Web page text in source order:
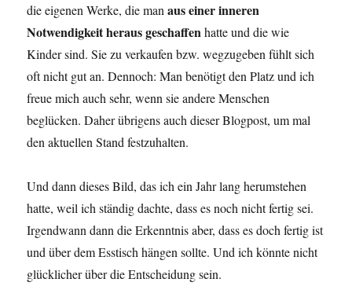
die eigenen Werke, die manaus einer inneren
Notwendigkeit heraus geschaffenhatte und die wie
Kinder sind. Sie zu verkaufen bzw. wegzugeben fühlt sich
oft nicht gut an. Dennoch: Man benötigt den Platz und ich
freue mich auch sehr, wenn sie andere Menschen
beglücken. Daher übrigens auch dieser Blogpost, um mal
den aktuellen Stand festzuhalten.
Und dann dieses Bild, das ich ein Jahr lang herumstehen
hatte, weil ich ständig dachte, dass es noch nicht fertig sei.
Irgendwann dann die Erkenntnis aber, dass es doch fertig ist
und über dem Esstisch hängen sollte. Und ich könnte nicht
glücklicher über die Entscheidung sein.